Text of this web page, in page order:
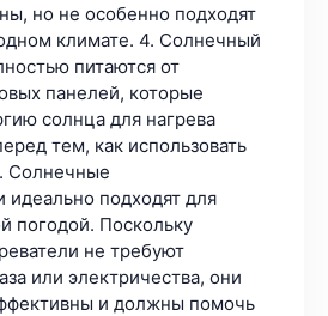
но не особенно подходят
климате. 4. Солнечный
питаются от
панелей, которые
солнца для нагрева
тем, как использовать
Солнечные
идеально подходят для
погодой. Поскольку
не требуют
или электричества, они
и должны помочь